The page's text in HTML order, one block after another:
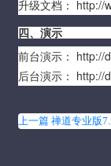
升级文档： http://
四、演示
前台演示： http://
后台演示： http://
上一篇 禅道专业版